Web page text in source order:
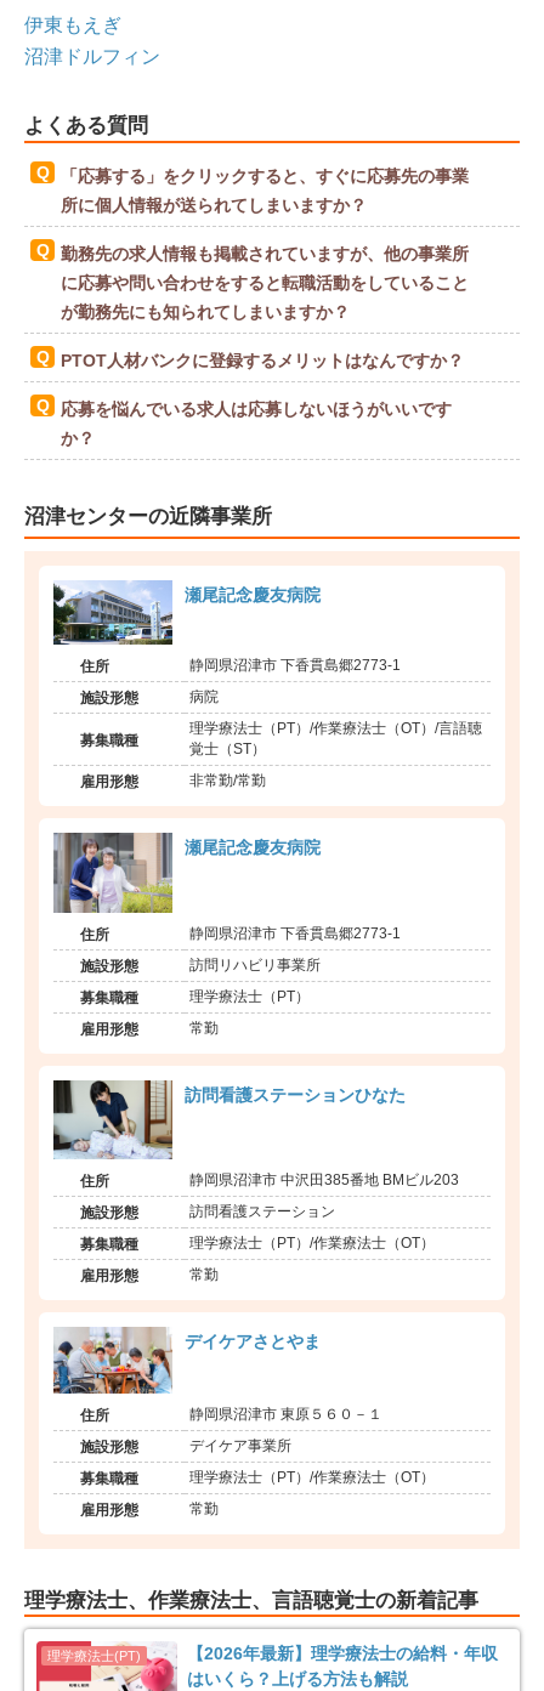
伊東もえぎ
沼津ドルフィン
よくある質問
「応募する」をクリックすると、すぐに応募先の事業
所に個人情報が送られてしまいますか？
勤務先の求人情報も掲載されていますが、他の事業所
に応募や問い合わせをすると転職活動をしていること
が勤務先にも知られてしまいますか？
PTOT人材バンクに登録するメリットはなんですか？
応募を悩んでいる求人は応募しないほうがいいです
か？
沼津センターの近隣事業所
瀬尾記念慶友病院
住所 静岡県沼津市 下香貫島郷2773-1
施設形態 病院
募集職種
理学療法士（PT）/作業療法士（OT）/言語聴
覚士（ST）
雇用形態 非常勤/常勤
瀬尾記念慶友病院
住所 静岡県沼津市 下香貫島郷2773-1
施設形態 訪問リハビリ事業所
募集職種 理学療法士（PT）
雇用形態 常勤
訪問看護ステーションひなた
住所 静岡県沼津市 中沢田385番地 BMビル203
施設形態 訪問看護ステーション
募集職種 理学療法士（PT）/作業療法士（OT）
雇用形態 常勤
デイケアさとやま
住所 静岡県沼津市 東原５６０－１
施設形態 デイケア事業所
募集職種 理学療法士（PT）/作業療法士（OT）
雇用形態 常勤
理学療法士、作業療法士、言語聴覚士の新着記事
【2026年最新】理学療法士の給料・年収
はいくら？上げる方法も解説